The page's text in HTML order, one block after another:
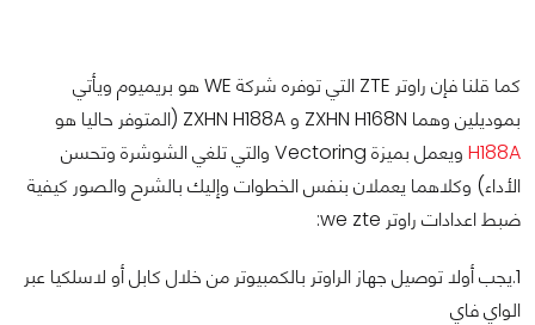
كما قلنا فإن راوتر ZTE التي توفره شركة WE هو بريميوم ويأتي
بموديلين وهما ZXHN H168N و ZXHN H188A (المتوفر حاليا هو
H188A
ويعمل بميزة Vectoring والتي تلغي الشوشرة وتحسن
الأداء) وكلاهما يعملان بنفس الخطوات وإليك بالشرح والصور كيفية
ضبط اعدادات راوتر we zte:
1.يجب أولا توصيل جهاز الراوتر بالكمبيوتر من خلال كابل أو لاسلكيا عبر
الواي فاي